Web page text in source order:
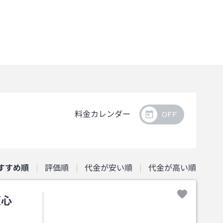
料金カレンダー
すめ順 評価順 代金が安い順 代金が高い順